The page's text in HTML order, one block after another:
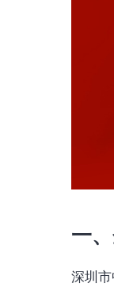
一
深圳